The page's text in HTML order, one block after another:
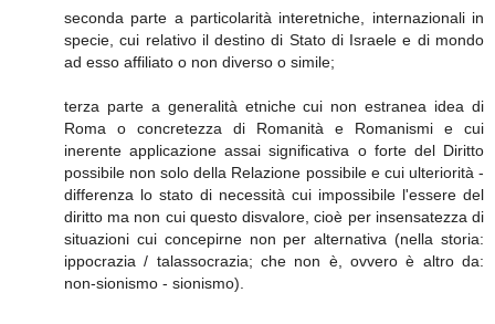
seconda parte a particolarità interetniche, internazionali in
specie, cui relativo il destino di Stato di Israele e di mondo
ad esso affiliato o non diverso o simile;
terza parte a generalità etniche cui non estranea idea di
Roma o concretezza di Romanità e Romanismi e cui
inerente applicazione assai significativa o forte del Diritto
possibile non solo della Relazione possibile e cui ulteriorità -
differenza lo stato di necessità cui impossibile l'essere del
diritto ma non cui questo disvalore, cioè per insensatezza di
situazioni cui concepirne non per alternativa (nella storia:
ippocrazia / talassocrazia; che non è, ovvero è altro da:
non-sionismo - sionismo).